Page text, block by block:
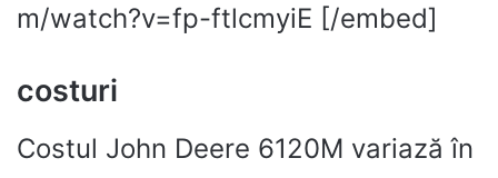
m/watch?v=fp-ftlcmyiE [/embed]
costuri
Costul John Deere 6120M variază în